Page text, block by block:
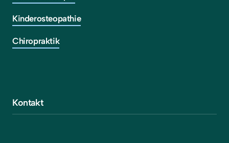
Kinderosteopathie
Chiropraktik
Kontakt